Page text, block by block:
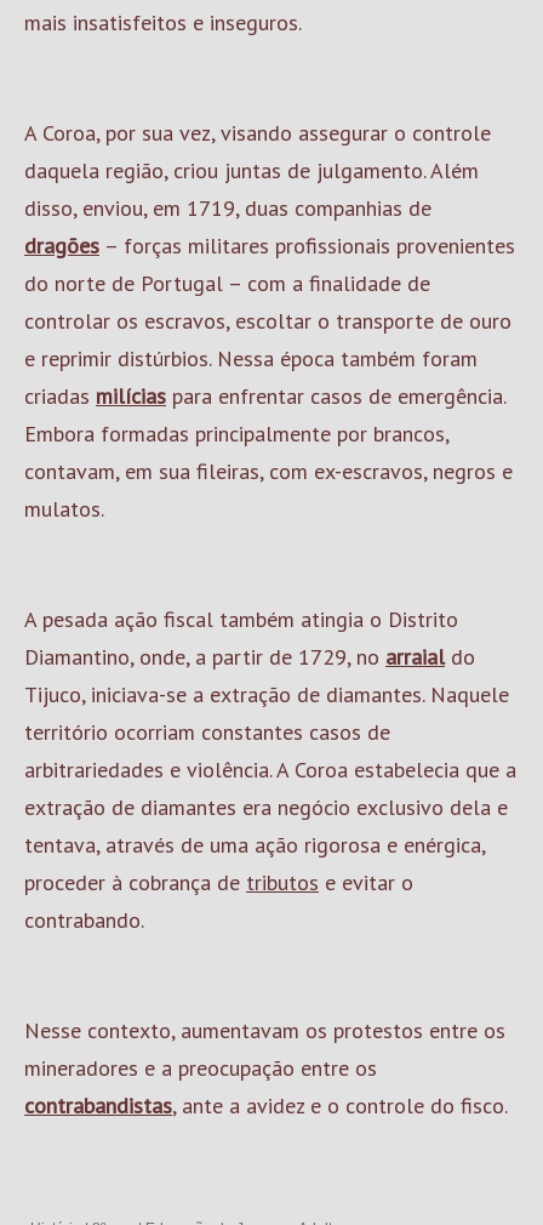
mais insatisfeitos e inseguros.
A Coroa, por sua vez, visando assegurar o controle
daquela região, criou juntas de julgamento. Além
disso, enviou, em 1719, duas companhias de
dragões – forças militares profissionais provenientes
do norte de Portugal – com a finalidade de
controlar os escravos, escoltar o transporte de ouro
e reprimir distúrbios. Nessa época também foram
criadas milícias para enfrentar casos de emergência.
Embora formadas principalmente por brancos,
contavam, em sua fileiras, com ex-escravos, negros e
mulatos.
A pesada ação fiscal também atingia o Distrito
Diamantino, onde, a partir de 1729, no arraialdo
Tijuco, iniciava-se a extração de diamantes. Naquele
território ocorriam constantes casos de
arbitrariedades e violência. A Coroa estabelecia que a
extração de diamantes era negócio exclusivo dela e
tentava, através de uma ação rigorosa e enérgica,
proceder à cobrança de tributos e evitar o
contrabando.
Nesse contexto, aumentavam os protestos entre os
mineradores e a preocupação entre os
contrabandistas, ante a avidez e o controle do fisco.